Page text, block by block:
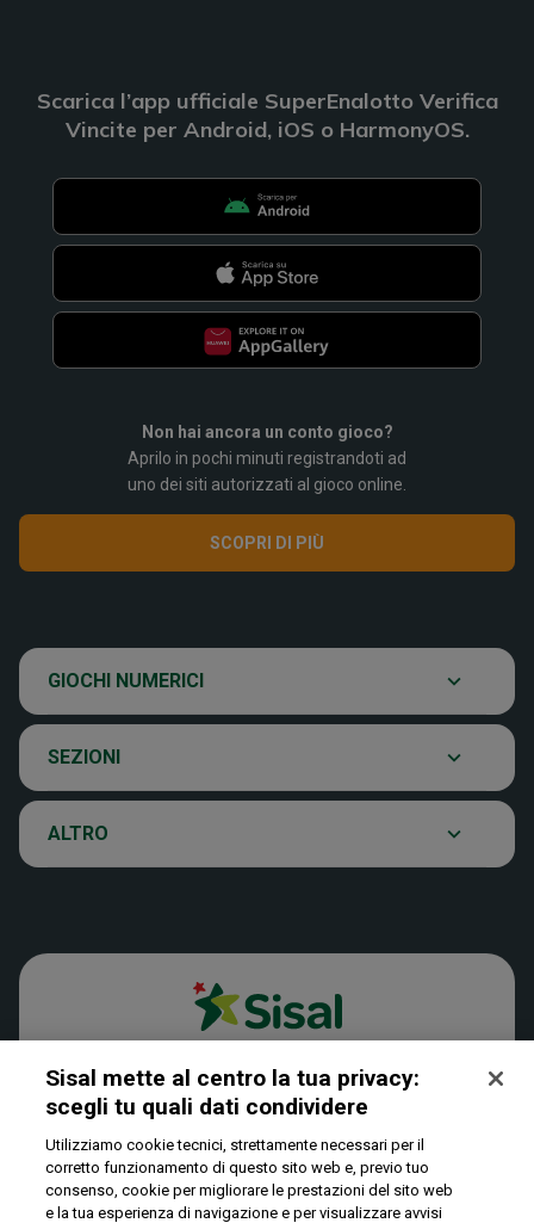
Scarica l’app ufficiale SuperEnalotto Verifica
Vincite per Android, iOS o HarmonyOS.
Non hai ancora un conto gioco?
Aprilo in pochi minuti registrandoti ad
uno dei siti autorizzati al gioco online.
SCOPRI DI PIÙ
GIOCHI NUMERICI
SuperEnalotto
Eurojackpot
VinciCasa
Play Your Date
SEZIONI
Ultima estrazione
Archivio estrazioni
Verifica vincite
News
ALTRO
Contatti
Notifiche
Privacy
IL GIOCO È VIETATO AI MINORI E PUÒ CAUSARE
DIPENDENZA PATOLOGICA
Sisal mette al centro la tua privacy:
scegli tu quali dati condividere​
Utilizziamo cookie tecnici, strettamente necessari per il
corretto funzionamento di questo sito web e, previo tuo
consenso, cookie per migliorare le prestazioni del sito web
e la tua esperienza di navigazione e per visualizzare avvisi